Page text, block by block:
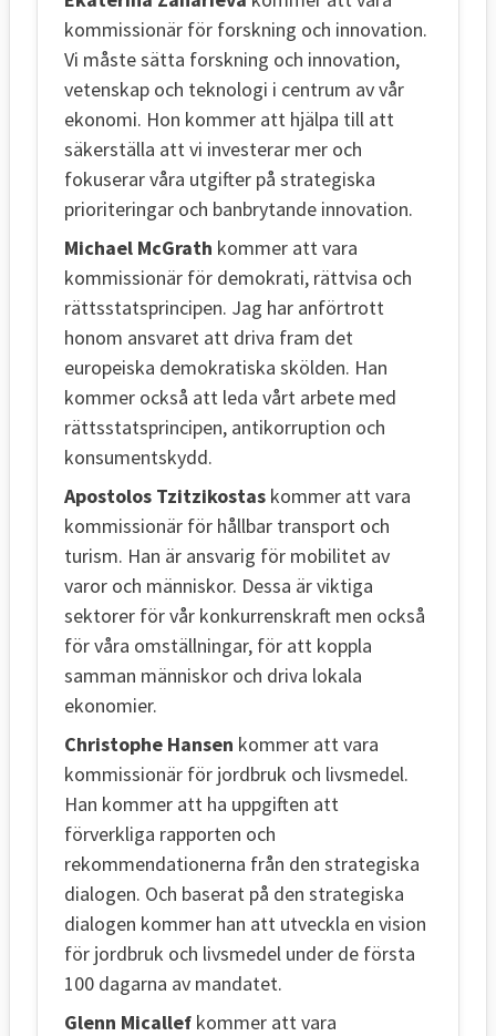
kommissionär för forskning och innovation.
Vi måste sätta forskning och innovation,
vetenskap och teknologi i centrum av vår
ekonomi. Hon kommer att hjälpa till att
säkerställa att vi investerar mer och
fokuserar våra utgifter på strategiska
prioriteringar och banbrytande innovation.
Michael McGrath kommer att vara
kommissionär för demokrati, rättvisa och
rättsstatsprincipen. Jag har anförtrott
honom ansvaret att driva fram det
europeiska demokratiska skölden. Han
kommer också att leda vårt arbete med
rättsstatsprincipen, antikorruption och
konsumentskydd.
Apostolos Tzitzikostas kommer att vara
kommissionär för hållbar transport och
turism. Han är ansvarig för mobilitet av
varor och människor. Dessa är viktiga
sektorer för vår konkurrenskraft men också
för våra omställningar, för att koppla
samman människor och driva lokala
ekonomier.
Christophe Hansen kommer att vara
kommissionär för jordbruk och livsmedel.
Han kommer att ha uppgiften att
förverkliga rapporten och
rekommendationerna från den strategiska
dialogen. Och baserat på den strategiska
dialogen kommer han att utveckla en vision
för jordbruk och livsmedel under de första
100 dagarna av mandatet.
Glenn Micallef kommer att vara